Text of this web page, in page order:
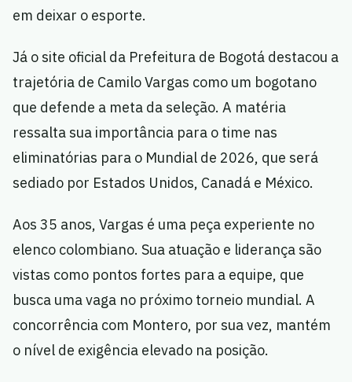
em deixar o esporte.
Já o site oficial da Prefeitura de Bogotá destacou a
trajetória de Camilo Vargas como um bogotano
que defende a meta da seleção. A matéria
ressalta sua importância para o time nas
eliminatórias para o Mundial de 2026, que será
sediado por Estados Unidos, Canadá e México.
Aos 35 anos, Vargas é uma peça experiente no
elenco colombiano. Sua atuação e liderança são
vistas como pontos fortes para a equipe, que
busca uma vaga no próximo torneio mundial. A
concorrência com Montero, por sua vez, mantém
o nível de exigência elevado na posição.